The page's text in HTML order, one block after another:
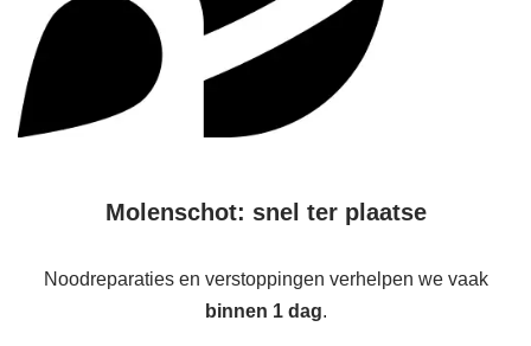
Molenschot: snel ter plaatse
Noodreparaties en verstoppingen verhelpen we vaak
binnen 1 dag.